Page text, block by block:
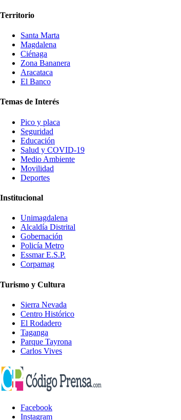
Territorio
Santa Marta
Magdalena
Ciénaga
Zona Bananera
Aracataca
El Banco
Temas de Interés
Pico y placa
Seguridad
Educación
Salud y COVID-19
Medio Ambiente
Movilidad
Deportes
Institucional
Unimagdalena
Alcaldía Distrital
Gobernación
Policía Metro
Essmar E.S.P.
Corpamag
Turismo y Cultura
Sierra Nevada
Centro Histórico
El Rodadero
Taganga
Parque Tayrona
Carlos Vives
Facebook
Instagram